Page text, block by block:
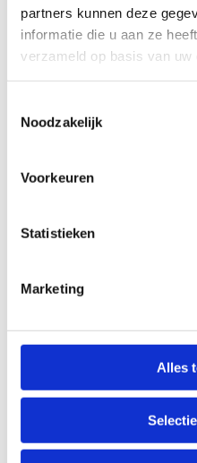
partners kunnen deze
informatie die u aan ze
verzameld op basis van uw
Noodzakelijk
Voorkeuren
Statistieken
Marketing
Alles